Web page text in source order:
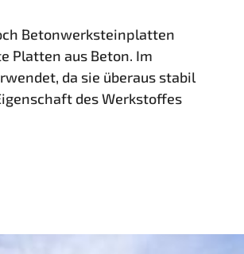
Betonwerksteinplatten
Platten aus Beton. Im
da sie überaus stabil
des Werkstoffes